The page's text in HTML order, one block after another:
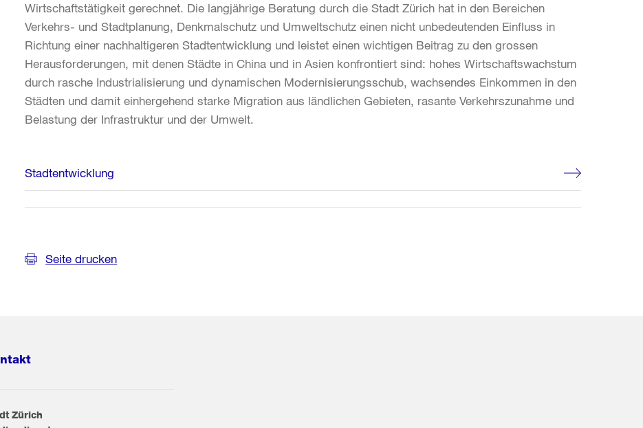
Wirtschaftstätigkeit gerechnet. Die langjährige Beratung durch die Stadt Zürich hat in den Bereichen
Verkehrs- und Stadtplanung, Denkmalschutz und Umweltschutz einen nicht unbedeutenden Einfluss in
Richtung einer nachhaltigeren Stadtentwicklung und leistet einen wichtigen Beitrag zu den grossen
Herausforderungen, mit denen Städte in China und in Asien konfrontiert sind: hohes Wirtschaftswachstum
durch rasche Industrialisierung und dynamischen Modernisierungsschub, wachsendes Einkommen in den
Städten und damit einhergehend starke Migration aus ländlichen Gebieten, rasante Verkehrszunahme und
Belastung der Infrastruktur und der Umwelt.
Weitere
Informationen
Stadtentwicklung
Seite drucken
Zürich